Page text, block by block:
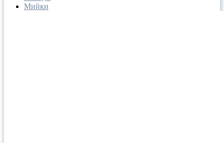
Мийки